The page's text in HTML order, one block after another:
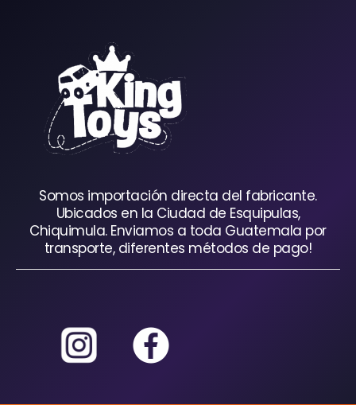
Somos importación directa del fabricante.
Ubicados en la Ciudad de Esquipulas,
Chiquimula. Enviamos a toda Guatemala por
transporte, diferentes métodos de pago!